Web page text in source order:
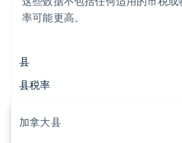
率可能更高。
县
县税率
加拿大县